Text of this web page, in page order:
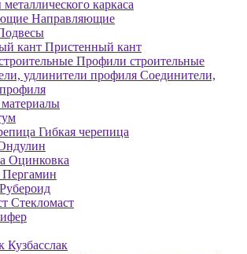
каркаса
Направляющие
Пристенный кант
Профили строительные
Соединители,
Гибкая черепица
Оцинковка
Пергамин
Рубероид
Стекломаст
Кузбасслак